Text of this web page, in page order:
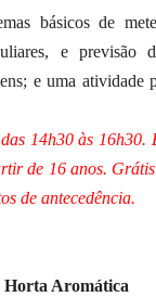
básicos de
e previsão
e uma atividade
14h30 às 16h30.
de 16 anos.
de antecedência.
Horta Aromática